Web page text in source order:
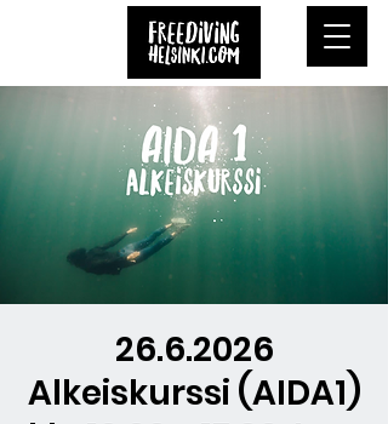
26.6.2026
Alkeiskurssi (AIDA1)